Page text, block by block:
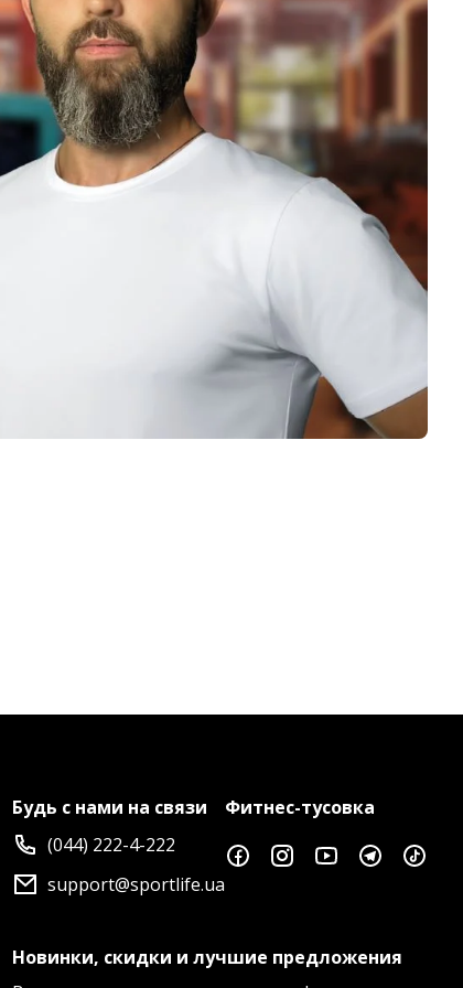
Будь с нами на связи
(044) 222-4-222
support@sportlife.ua
Фитнес-тусовка
Новинки, скидки и лучшие предложения